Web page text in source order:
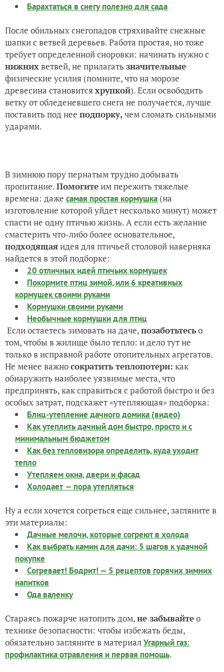
Барахтаться в снегу полезно для сада
После обильных снегопадов стряхивайте снежные
шапки с ветвей деревьев. Работа простая, но тоже
требует определенной сноровки: начинать нужно с
нижнихветвей, не прилагать значительные
физические усилия (помните, что на морозе
древесина становитсяхрупкой). Если освободить
ветку от обледеневшего снега не получается, лучше
поставить под нее подпорку, чем сломать сильными
ударами.
В зимнюю пору пернатым трудно добывать
пропитание.Помогитеим пережить тяжелые
времена: даже самая простая кормушка (на
изготовление которой уйдет несколько минут) может
спасти не одну птичью жизнь. А если есть желание
смастерить что-либо более основательное,
подходящаяидея для птичьей столовой наверняка
найдется в этой подборке:
20 отличных идей птичьих кормушек
Покормите птиц зимой, или 6 креативных
кормушек своими руками
Кормушки своими руками
Необычные кормушки для птиц
Если остаетесь зимовать на даче,позаботьтесьо
том, чтобы в жилище было тепло: и дело тут не
только в исправной работе отопительных агрегатов.
Не менее важносократить теплопотери: как
обнаружить наиболее уязвимые места, что
предпринять, как справиться с работой быстро и без
особых затрат, подскажет «утепляющая» подборка:
Блиц-утепление дачного домика (видео)
Как утеплить дачный дом быстро, просто и с
минимальным бюджетом
Как без тепловизора определить, куда уходит
тепло
Утепляем окна, двери и фасад
Холодает — пора утепляться
Ну а если хочется согреться еще сильнее, загляните в
эти материалы:
Дачные мелочи, которые согреют в холода
Как выбрать камин для дачи: 5 шагов к удачной
покупке
Согревает! Бодрит! — 5 рецептов горячих зимних
напитков
Ода валенку
Стараясь пожарче натопить дом,не забывайтео
технике безопасности: чтобы избежать беды,
обязательно загляните в материалУгарный газ:
профилактика отравления и первая помощь.